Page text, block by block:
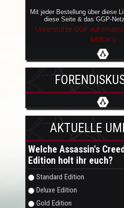
Mit jeder Bestellung über diese
diese Seite & das GGP-
Unterstütze GGP
AddOn's
AKTUELLE
Welche Assassin's
Edition holt ihr euch?
Auswahlmöglichkeiten
Standard Edition
Deluxe Edition
Gold Edition